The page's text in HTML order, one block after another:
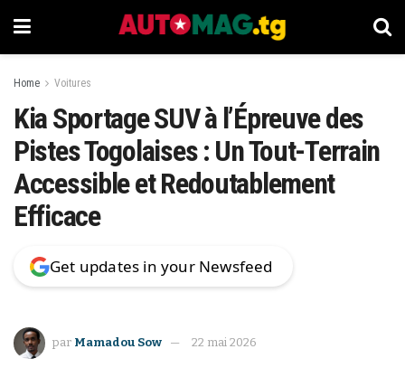
Home Voitures
Kia Sportage SUV à l’Épreuve des
Pistes Togolaises : Un Tout-Terrain
Accessible et Redoutablement
Efficace
Get updates in your Newsfeed
par Mamadou Sow 22 mai 2026